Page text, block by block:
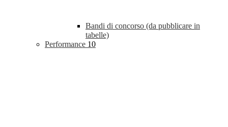
Bandi di concorso (da pubblicare in
tabelle)
Performance 10